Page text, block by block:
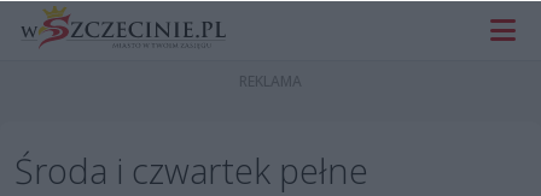
Środa i czwartek pełne